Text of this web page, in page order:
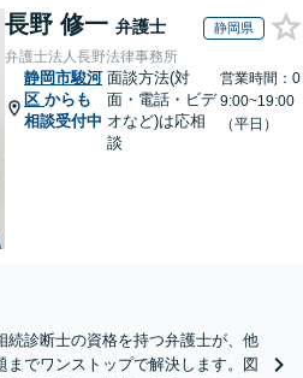
長野 修一 弁護士 静岡県
弁護士法人長野法律事務所
静岡市駿河
区 からも
相談受付中
面談方法(対
面・電話・ビデ
オなど)は応相
談
営業時間：0
9:00~19:00
（平日）
続診断士の資格を持つ弁護士が、他
でワンストップで解決します。図